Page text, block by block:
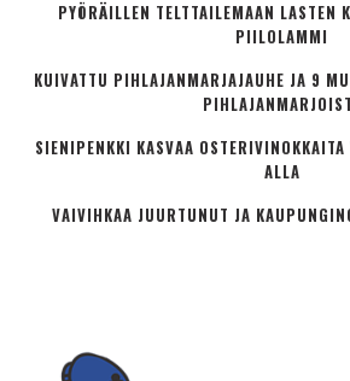
PYÖRÄILLEN TELTTAILEMAAN LASTEN
PIILOLAMMI
KUIVATTU PIHLAJANMARJAJAUHE JA 9
SIENIPENKKI KASVAA
ALLA
VAIVIHKAA JUURTUNUT JA